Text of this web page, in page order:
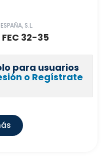
S.L.
FEC 32-35
para usuarios
o Regístrate